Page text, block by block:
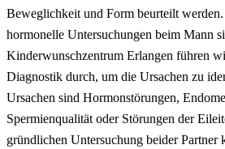
Beweglichkeit und Form beurteilt
hormonelle Untersuchungen beim Mann
Kinderwunschzentrum Erlangen führen
Diagnostik durch, um die Ursachen zu
Ursachen sind Hormonstörungen,
Spermienqualität oder Störungen der
gründlichen Untersuchung beider Partner